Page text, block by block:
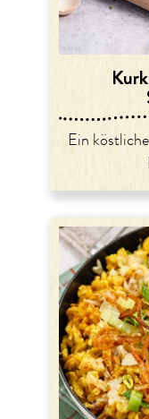
Ein